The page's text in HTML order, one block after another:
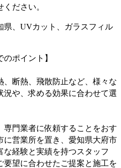
ださい。
ポイント】
断熱、飛散防止など、様々な
や、求める効果に合わせて選
門業者に依頼することをおす
営業所を置き、愛知県大府市
経験と実績を持つスタッフ
望に合わせたご提案と施工を